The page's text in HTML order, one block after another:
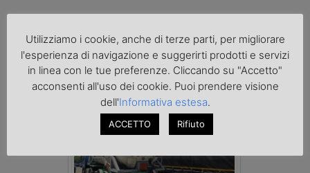
Cronaca
Utilizziamo i cookie, anche di terze parti, per migliorare
l'esperienza di navigazione e suggerirti prodotti e servizi
in linea con le tue preferenze. Cliccando su "Accetto"
acconsenti all'uso dei cookie. Puoi prendere visione
dell'Informativa estesa.
ACCETTO Rifiuto